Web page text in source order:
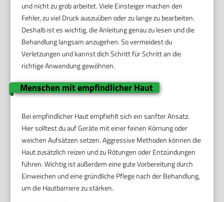
und nicht zu grob arbeitet. Viele Einsteiger machen den
Fehler, zu viel Druck auszuüben oder zu lange zu bearbeiten.
Deshalb ist es wichtig, die Anleitung genau zu lesen und die
Behandlung langsam anzugehen. So vermeidest du
Verletzungen und kannst dich Schritt für Schritt an die
richtige Anwendung gewöhnen.
Menschen mit empfindlicher Haut
Bei empfindlicher Haut empfiehlt sich ein sanfter Ansatz.
Hier solltest du auf Geräte mit einer feinen Körnung oder
weichen Aufsätzen setzen. Aggressive Methoden können die
Haut zusätzlich reizen und zu Rötungen oder Entzündungen
führen. Wichtig ist außerdem eine gute Vorbereitung durch
Einweichen und eine gründliche Pflege nach der Behandlung,
um die Hautbarriere zu stärken.